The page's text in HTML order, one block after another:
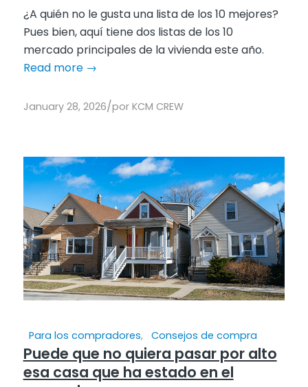
¿A quién no le gusta una lista de los 10 mejores?
Pues bien, aquí tiene dos listas de los 10
mercado principales de la vivienda este año.
Read more→
January 28, 2026/por KCM CREW
Para los compradores, Consejos de compra
Puede que no quiera pasar por alto
esa casa que ha estado en el